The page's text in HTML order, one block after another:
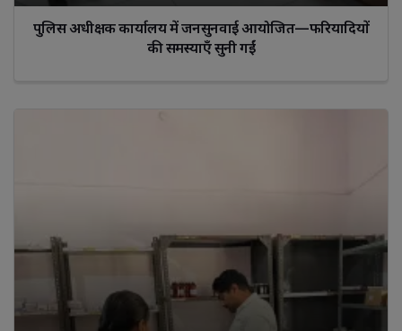
पुलिस अधीक्षक कार्यालय में जनसुनवाई आयोजित—फरियादियों
की समस्याएँ सुनी गईं